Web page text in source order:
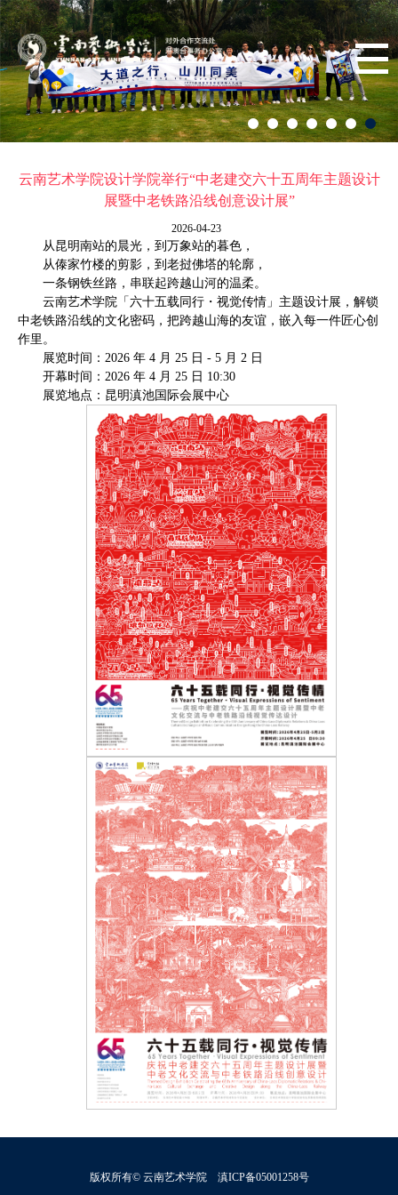
云南艺术学院设计学院举行“中老建交六十五周年主题设计
展暨中老铁路沿线创意设计展”
2026-04-23
从昆明南站的晨光，到万象站的暮色，
从傣家竹楼的剪影，到老挝佛塔的轮廓，
一条钢铁丝路，串联起跨越山河的温柔。
云南艺术学院「六十五载同行・视觉传情」主题设计展，解锁
中老铁路沿线的文化密码，把跨越山海的友谊，嵌入每一件匠心创
作里。
展览时间：2026 年 4 月 25 日 - 5 月 2 日
开幕时间：2026 年 4 月 25 日 10:30
展览地点：昆明滇池国际会展中心
版权所有© 云南艺术学院 滇ICP备05001258号